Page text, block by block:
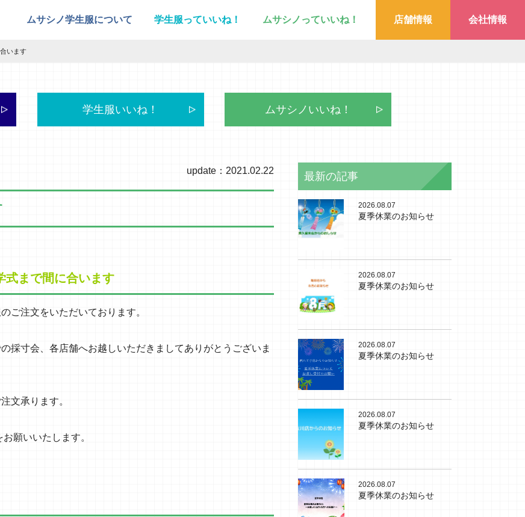
ムサシノ学生服について 学生服っていいね！ ムサシノっていいね！ 店舗情報 会社情報
います
学生服いいね！ ムサシノいいね！
update：2021.02.22
式まで間に合います
ご注文をいただいております。
採寸会、各店舗へお越しいただきましてありがとうございま
文承ります。
願いいたします。
最新の記事
2026.08.07
夏季休業のお知らせ
2026.08.07
夏季休業のお知らせ
2026.08.07
夏季休業のお知らせ
2026.08.07
夏季休業のお知らせ
2026.08.07
夏季休業のお知らせ